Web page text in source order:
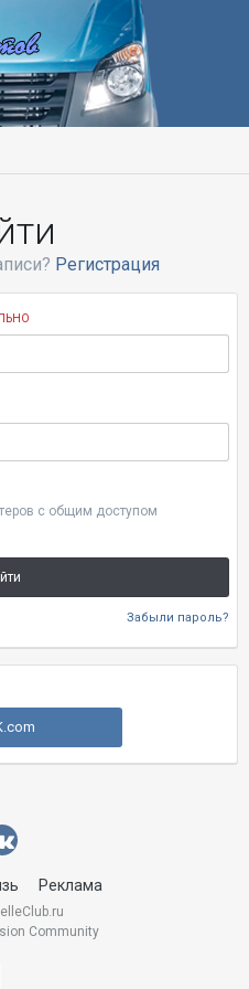
Регистрация
с общим доступом
Забыли пароль?
Реклама
Community